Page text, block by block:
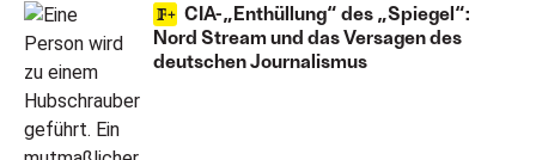
CIA-„Enthüllung“ des „Spiegel“:
Nord Stream und das Versagen des
deutschen Journalismus